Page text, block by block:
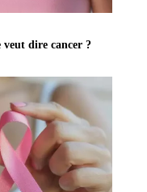
veut dire cancer ?